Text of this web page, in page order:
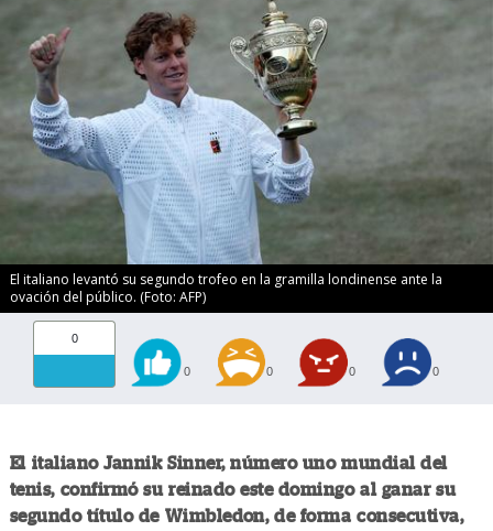
El italiano levantó su segundo trofeo en la gramilla londinense ante la
ovación del público. (Foto: AFP)
0
0 0 0 0
El italiano Jannik Sinner, número uno mundial del
tenis, confirmó su reinado este domingo al ganar su
segundo título de Wimbledon, de forma consecutiva,